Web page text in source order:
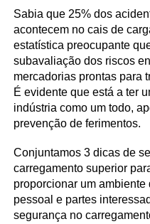
Sabia que 25% dos
acontecem no cais de
estatística preocupante
subavaliação dos riscos
mercadorias prontas para
É evidente que está a ter
indústria como um todo,
prevenção de ferimentos.
Conjuntamos 3 dicas de
carregamento superior
proporcionar um
pessoal e partes
segurança no